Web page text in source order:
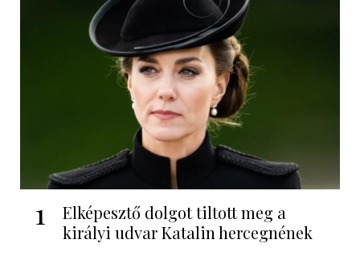
1
Elképesztő dolgot tiltott meg a
királyi udvar Katalin hercegnének